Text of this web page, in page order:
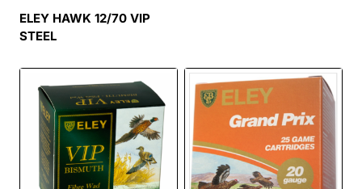
ELEY HAWK 12/70 VIP
STEEL